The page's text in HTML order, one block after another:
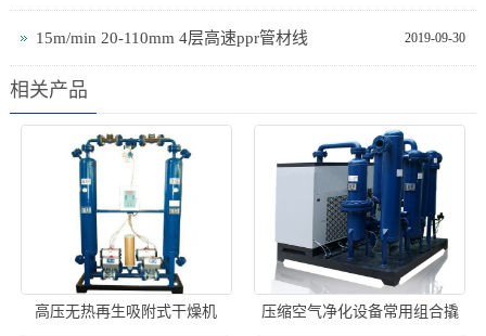
2019-09-30
15m/min 20-110mm 4层高速ppr管材线
相关产品
高压无热再生吸附式干燥机 压缩空气净化设备常用组合撬